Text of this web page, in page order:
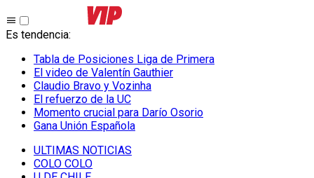
Es tendencia:
Tabla de Posiciones Liga de Primera
El video de Valentín Gauthier
Claudio Bravo y Vozinha
El refuerzo de la UC
Momento crucial para Darío Osorio
Gana Unión Española
ULTIMAS NOTICIAS
COLO COLO